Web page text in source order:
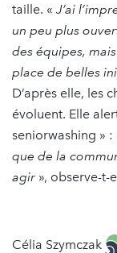
taille. « J’ai
un peu plus
des équipes,
place de belles
D’après elle, les
évoluent. Elle
seniorwashing » :
que de la
agir », observe-t-
Célia Szymczak